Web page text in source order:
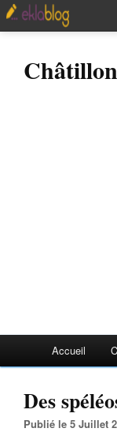
Accueil
Des
Publié le 5 Juillet